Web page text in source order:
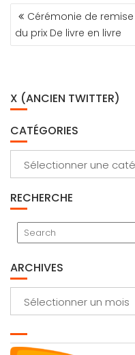
NAVIGATION
DE
L’ARTICLE
Cérémonie de remise
du prix De livre en livre
X (ANCIEN TWITTER)
CATÉGORIES
RECHERCHE
ARCHIVES